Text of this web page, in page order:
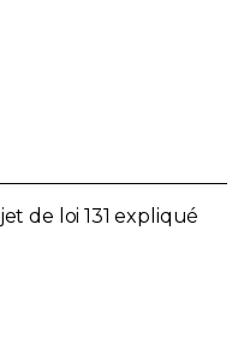
de loi 131 expliqué